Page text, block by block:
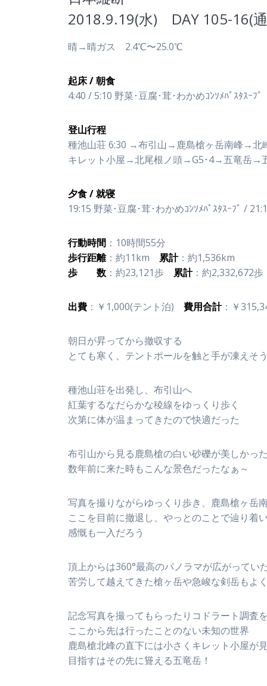
2018.9.19(水) DAY 105-16(
晴→晴ガス 2.4℃〜25.0℃
起床 / 朝食
4:40 / 5:10 野菜･豆腐･茸･わかめｺﾝｿﾒﾊﾟｽﾀｽｰﾌﾟ
登山行程
種池山荘 6:30 →布引山→鹿島槍ヶ岳南峰→
キレット小屋→北尾根ノ頭→G5･4→五竜岳→
夕食 / 就寝
19:15 野菜･豆腐･茸･わかめｺﾝｿﾒﾊﾟｽﾀｽｰﾌﾟ /
行動時間 ：10時間55分
歩行距離：約11km 累計：約1,536km
歩 数 ：約23,121歩 累計：約2,332,672歩
出費 ：￥1,000(テント泊)費用合計：￥
朝日が昇ってから撤収する
とても寒く、テントポールを触と手が凍えそ
種池山荘を出発し、布引山へ
紅葉するなだらかな稜線をゆっくり歩く
次第に体が温まってきたので快適だった
布引山から見る鹿島槍の白い砂礫が美しかっ
数年前に来た時もこんな景色だったなぁ～
写真を撮りながらゆっくり歩き、鹿島槍ヶ岳
ここを目前に撤退し、やっとのことで辿り着
感慨も一入だろう
頂上からは360°最高のパノラマが広がってい
苦労して越えてきた槍ヶ岳や急峻な剣岳もよ
記念写真を撮ってもらったりコドラート調査
ここから先は行ったことのない未知の世界
鹿島槍北峰の直下には小さくキレット小屋が
目指すはその先に聳える五竜岳！